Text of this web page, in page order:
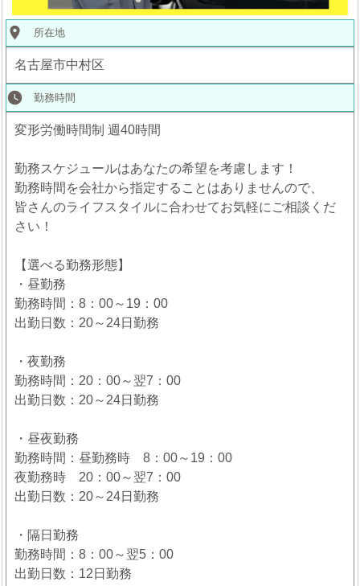
place 所在地
名古屋市中村区
watch_later 勤務時間
変形労働時間制 週40時間
勤務スケジュールはあなたの希望を考慮します！
勤務時間を会社から指定することはありませんので、
皆さんのライフスタイルに合わせてお気軽にご相談くだ
さい！
【選べる勤務形態】
・昼勤務
勤務時間：8：00～19：00
出勤日数：20～24日勤務
・夜勤務
勤務時間：20：00～翌7：00
出勤日数：20～24日勤務
・昼夜勤務
勤務時間：昼勤務時 8：00～19：00
夜勤務時 20：00～翌7：00
出勤日数：20～24日勤務
・隔日勤務
勤務時間：8：00～翌5：00
出勤日数：12日勤務